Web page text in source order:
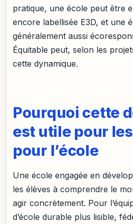
pratique, une école peut être
encore labellisée E3D, et une
généralement aussi
Équitable peut, selon les
cette dynamique.
Pourquoi cette
est utile pour
pour l’école
Une école engagée en
les élèves à comprendre le
agir concrètement. Pour
d’école durable plus lisible,